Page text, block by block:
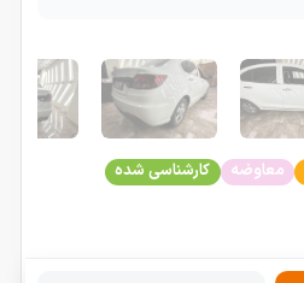
معاوضه کارشناسی شده